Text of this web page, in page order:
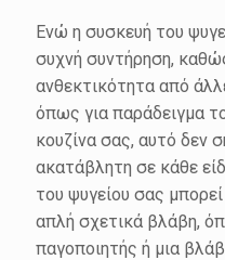
Ενώ η συσκευή του
συχνή συντήρηση,
ανθεκτικότητα από
όπως για παράδειγμα
κουζίνα σας, αυτό δεν
ακατάβλητη σε κάθε
του ψυγείου σας
απλή σχετικά βλάβη,
παγοποιητής ή μια